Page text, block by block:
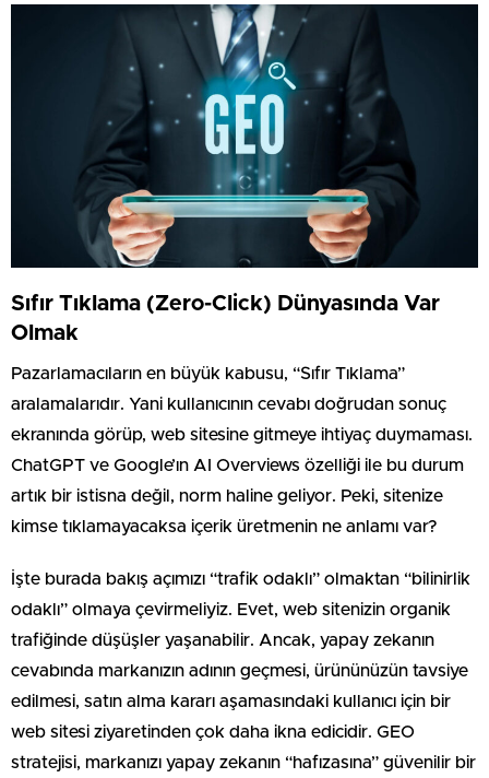
Sıfır Tıklama (Zero-Click) Dünyasında Var
Olmak
Pazarlamacıların en büyük kabusu, “Sıfır Tıklama”
aralamalarıdır. Yani kullanıcının cevabı doğrudan sonuç
ekranında görüp, web sitesine gitmeye ihtiyaç duymaması.
ChatGPT ve Google’ın AI Overviews özelliği ile bu durum
artık bir istisna değil, norm haline geliyor. Peki, sitenize
kimse tıklamayacaksa içerik üretmenin ne anlamı var?
İşte burada bakış açımızı “trafik odaklı” olmaktan “bilinirlik
odaklı” olmaya çevirmeliyiz. Evet, web sitenizin organik
trafiğinde düşüşler yaşanabilir. Ancak, yapay zekanın
cevabında markanızın adının geçmesi, ürününüzün tavsiye
edilmesi, satın alma kararı aşamasındaki kullanıcı için bir
web sitesi ziyaretinden çok daha ikna edicidir. GEO
stratejisi, markanızı yapay zekanın “hafızasına” güvenilir bir